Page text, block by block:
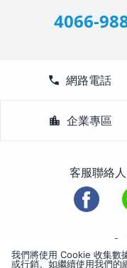
4066-
call 網路電話
location_city 企業專區
客服聯絡
1988-2026 ©
我們將使用 Cookie 收集數
或行銷。如繼續使用我們的